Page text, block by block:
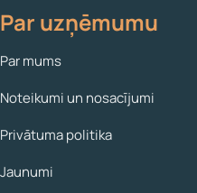
Par uzņēmumu
Par mums
Noteikumi un nosacījumi
Privātuma politika
Jaunumi